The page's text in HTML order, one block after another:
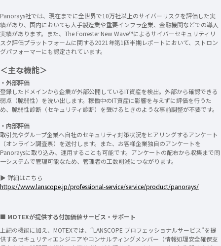
Panorays社では、現在までに全世界で10万社以上のサイバーリスクを評価した実
績があり、国内においても大手製造業や重要インフラ企業、金融機関などでの導入
実績があります。また、The Forrester New Wave™によるサイバーセキュリティリ
スク評価プラットフォームに関する2021年第1四半期レポートにおいて、ストロン
グパフォーマーにも認定されています。
＜主な機能＞
・外部評価
登録したドメインから企業が外部公開しているIT資産を検出。外部から確認できる
弱点（脆弱性）を洗い出します。稼働中のIT資産に影響を与えずに評価を行うた
め、脆弱性診断（セキュリティ診断）を受けるときのような事前調整が不要です。
・内部評価
取引先やグループ企業へ自社のセキュリティ対策状況をヒアリングするアンケート
（オンライン調査票）を送付します。また、お客様企業独自のアンケートを
Panoraysに取り込み、運用することも可能です。アンケートの配布から収集まで同
一システムで管理可能なため、管理者の工数削減につながります。
▶ 詳細はこちら
https://www.lanscope.jp/professional-service/service/product/panorays/
■ MOTEXが提供する付加価値サービス・サポート
上記の機能に加え、MOTEXでは、“LANSCOPE プロフェッショナルサービス”を提
供するセキュリティエンジニアやコンサルティングメンバー（情報処理安全確保支